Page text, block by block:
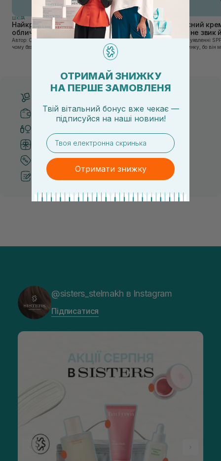
ШКIРА
Найкращі тонери та тоніки для
обличчя: ТОП-7 засобів
Автор: Олеся Вакулко [artnav] У цій статті ми пояснимо,
чому без тонера ваш крем працює лише на 50%, і як
знайти засіб під потреби саме вашої шкіри. Хибною є
ШКIРА
Сонцезахисний
тих, хто ще не звик
Якщо у вашому уявленні
лише на відпочинку, бо він
Безпечні способи оплати
Система бонусів та лояльності
Кращі ціни та топ товари
Рекомендації від косметологів
@sisters_stelmakh в Instagram
Підписатися
ОТРИМАЙ ЗНИЖКУ
НА ПЕРШЕ ЗАМОВЛЕНЯ
Твій вітальний бонус вже чекає —
підписуйся на наші новини!
email
Отримати знижку